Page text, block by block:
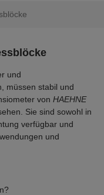
und
müssen stabil und
von HAEHNE
Sie sind sowohl in
verfügbar und
und